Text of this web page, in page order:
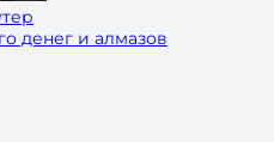
денег и алмазов